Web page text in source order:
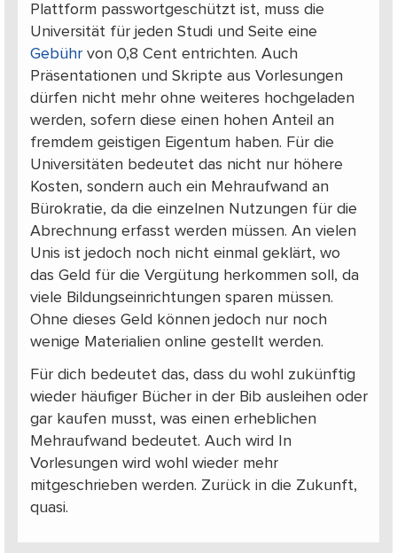
Plattform passwortgeschützt ist, muss die
Universität für jeden Studi und Seite eine
Gebührvon 0,8 Cent entrichten. Auch
Präsentationen und Skripte aus Vorlesungen
dürfen nicht mehr ohne weiteres hochgeladen
werden, sofern diese einen hohen Anteil an
fremdem geistigen Eigentum haben. Für die
Universitäten bedeutet das nicht nur höhere
Kosten, sondern auch ein Mehraufwand an
Bürokratie, da die einzelnen Nutzungen für die
Abrechnung erfasst werden müssen. An vielen
Unis ist jedoch noch nicht einmal geklärt, wo
das Geld für die Vergütung herkommen soll, da
viele Bildungseinrichtungen sparen müssen.
Ohne dieses Geld können jedoch nur noch
wenige Materialien online gestellt werden.
Für dich bedeutet das, dass du wohl zukünftig
wieder häufiger Bücher in der Bib ausleihen oder
gar kaufen musst, was einen erheblichen
Mehraufwand bedeutet. Auch wird In
Vorlesungen wird wohl wieder mehr
mitgeschrieben werden. Zurück in die Zukunft,
quasi.